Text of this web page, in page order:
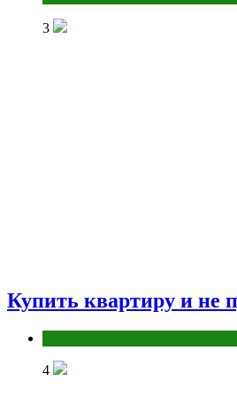
3
Купить квартиру и не
4